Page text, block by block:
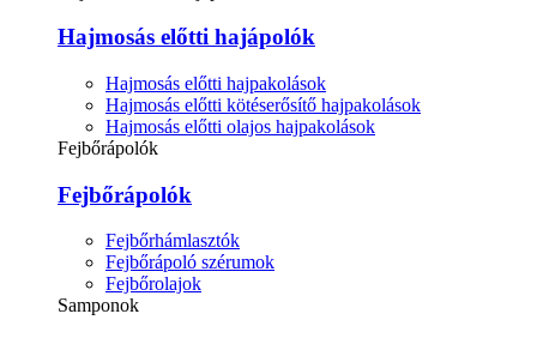
Hajmosás előtti hajápolók
Hajmosás előtti hajpakolások
Hajmosás előtti kötéserősítő hajpakolások
Hajmosás előtti olajos hajpakolások
Fejbőrápolók
Fejbőrápolók
Fejbőrhámlasztók
Fejbőrápoló szérumok
Fejbőrolajok
Samponok